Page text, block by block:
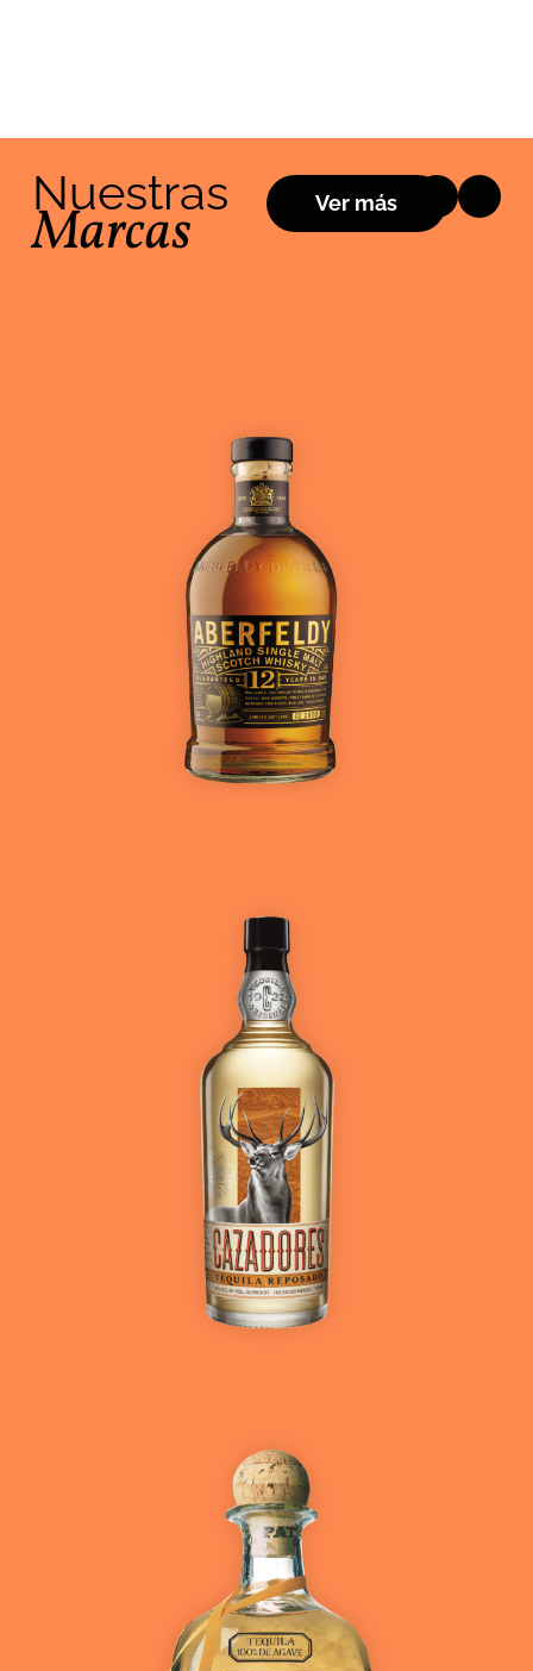
Nuestras
Marcas Ver más
Ver más
Ver más